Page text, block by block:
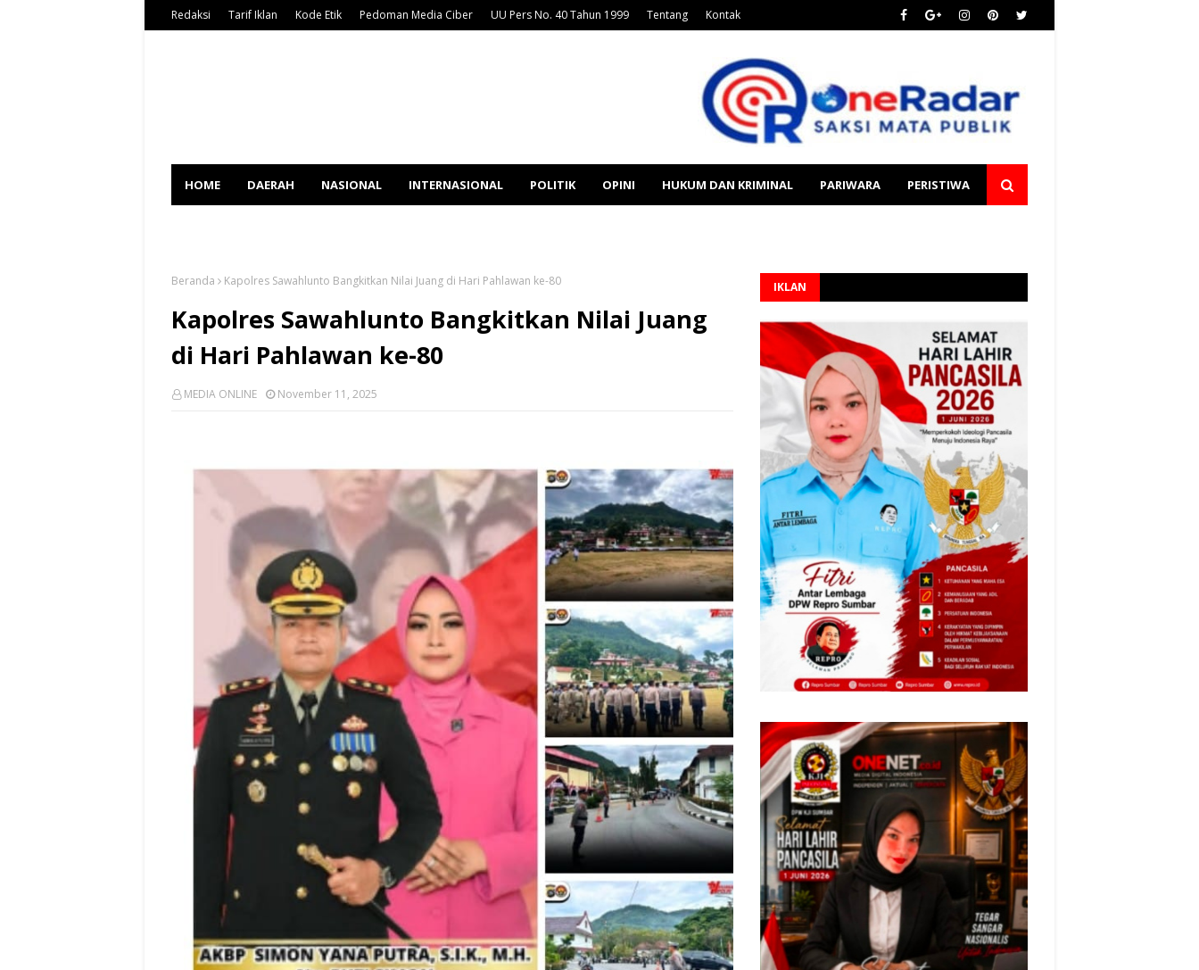
Redaksi Tarif Iklan Kode Etik Pedoman Media Ciber UU Pers No. 40 Tahun 1999 Tentang Kontak
HOME DAERAH NASIONAL INTERNASIONAL POLITIK OPINI HUKUM DAN KRIMINAL PARIWARA PERISTIWA
Beranda Kapolres Sawahlunto Bangkitkan Nilai Juang di Hari Pahlawan ke-80
Kapolres Sawahlunto Bangkitkan Nilai Juang
di Hari Pahlawan ke-80
MEDIA ONLINE November 11, 2025
IKLAN